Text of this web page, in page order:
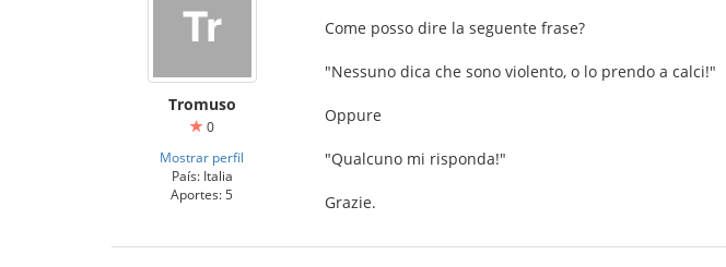
Tromuso
0
Mostrar perfil
País: Italia
Aportes: 5
Come posso dire la seguente frase?
"Nessuno dica che sono violento, o lo prendo a calci!"
Oppure
"Qualcuno mi risponda!"
Grazie.